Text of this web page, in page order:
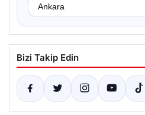
Bizi Takip Edin